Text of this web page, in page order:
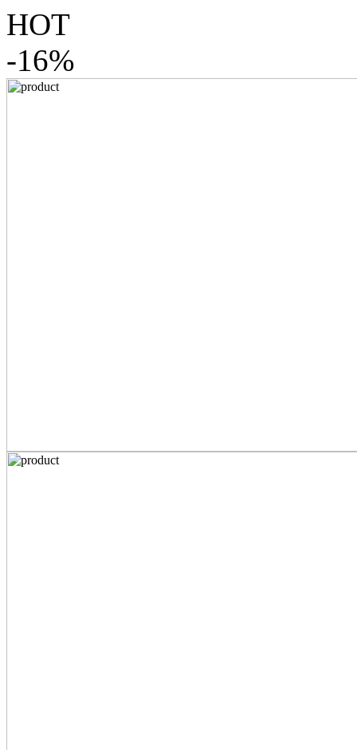
HOT
-16%